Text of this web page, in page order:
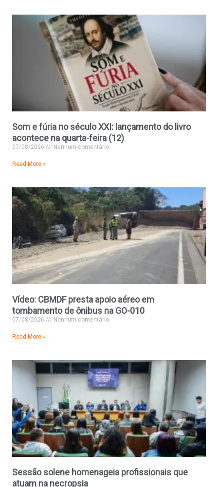
Som e fúria no século XXI: lançamento do livro
acontece na quarta-feira (12)
07/08/2026 Nenhum comentário
Read More »
Vídeo: CBMDF presta apoio aéreo em
tombamento de ônibus na GO-010
07/08/2026 Nenhum comentário
Read More »
Sessão solene homenageia profissionais que
atuam na necropsia